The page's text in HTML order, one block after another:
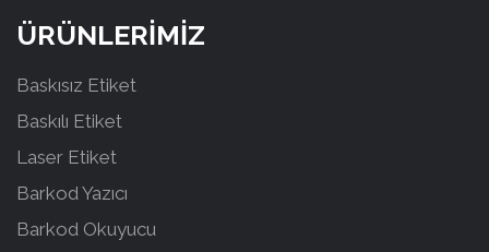
ÜRÜNLERİMİZ
Baskısız Etiket
Baskılı Etiket
Laser Etiket
Barkod Yazıcı
Barkod Okuyucu